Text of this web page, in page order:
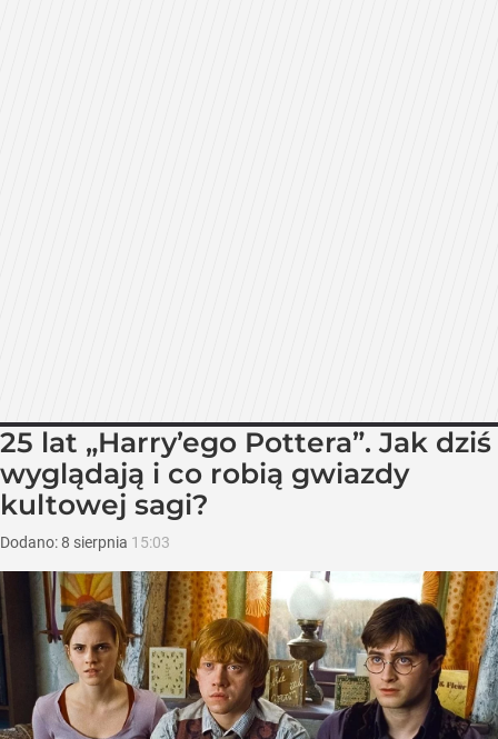
25 lat „Harry’ego Pottera”. Jak dziś
wyglądają i co robią gwiazdy
kultowej sagi?
Dodano:8 sierpnia 15:03